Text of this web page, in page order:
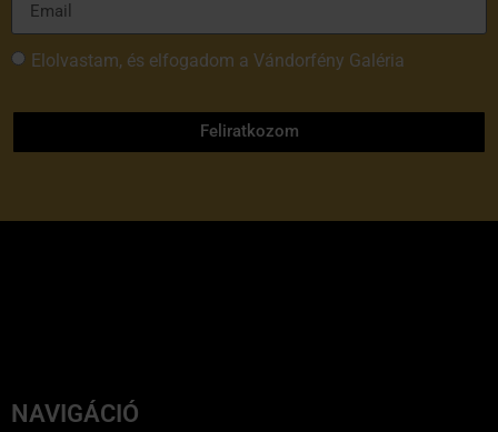
Elolvastam, és elfogadom a Vándorfény Galéria
Feliratkozom
NAVIGÁCIÓ